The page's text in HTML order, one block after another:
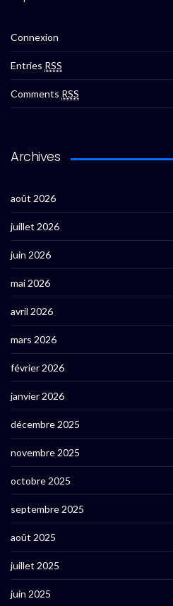
Connexion
Entries RSS
Comments RSS
Archives
août 2026
juillet 2026
juin 2026
mai 2026
avril 2026
mars 2026
février 2026
janvier 2026
décembre 2025
novembre 2025
octobre 2025
septembre 2025
août 2025
juillet 2025
juin 2025